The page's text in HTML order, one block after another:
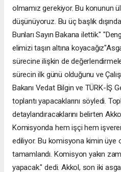
olmamız gerekiyor. Bu konunun
düşünüyoruz. Bu üç başlık
Bunları Sayın Bakana ilettik."
elimizi taşın altına
sürecine ilişkin de
sürecin ilk günü olduğunu ve
Bakanı Vedat Bilgin ve TÜRK-İŞ
toplantı yapacaklarını söyledi.
detaylandıracaklarını belirten
Komisyonda hem işçi hem
ediliyor. Bu komisyona kimin üye
tamamlandı. Komisyon yakın
yapacak." dedi. Akkol, son iki